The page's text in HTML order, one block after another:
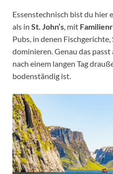
Essenstechnisch bist du hier
als in St. John’s, mit
Pubs, in denen
dominieren. Genau das
nach einem langen Tag
bodenständig ist.